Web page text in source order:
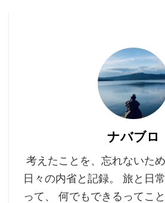
ナバブロ
考えたことを、忘れないた
日々の内省と記録。 旅と日
って、 何でもできるってこ